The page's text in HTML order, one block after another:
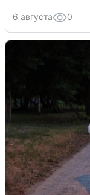
6 августа 0